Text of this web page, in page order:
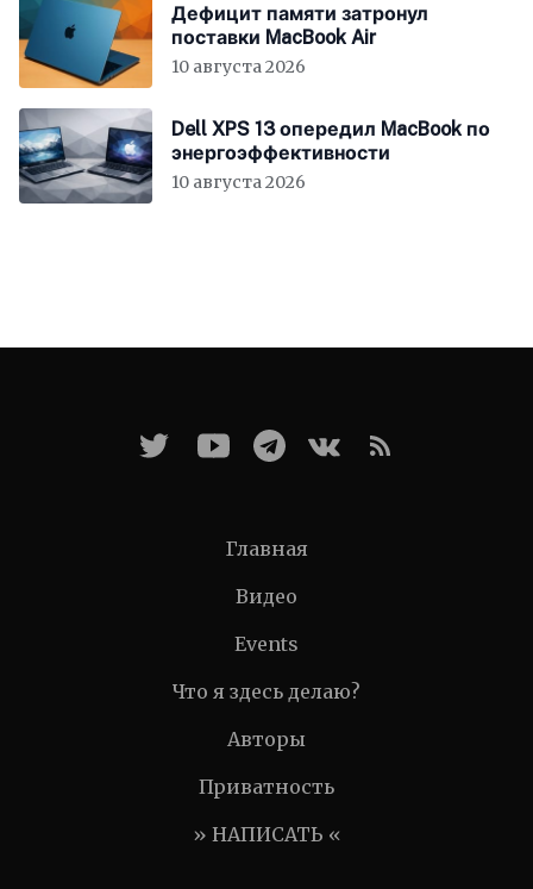
Дефицит памяти затронул
поставки MacBook Air
10 августа 2026
Dell XPS 13 опередил MacBook по
энергоэффективности
10 августа 2026
Главная
Видео
Events
Что я здесь делаю?
Авторы
Приватность
» НАПИСАТЬ «